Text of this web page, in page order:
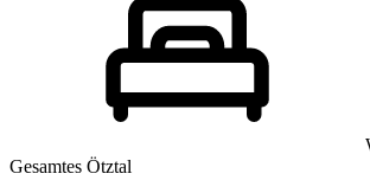
Gesamtes Ötztal